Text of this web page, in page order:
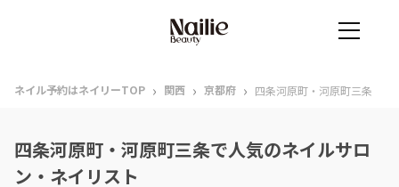
ネイル予約はネイリーTOP › 関西 › 京都府 › 四条河原町・河原町三条
四条河原町・河原町三条で人気のネイルサロ
ン・ネイリスト